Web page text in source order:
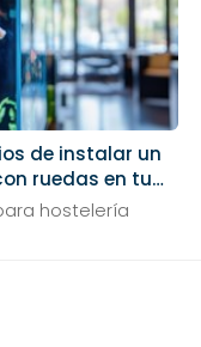
de instalar un
ruedas en tu
hostelería